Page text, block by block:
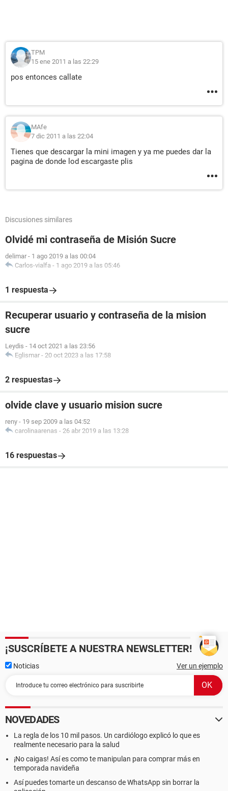
TPM
15 ene 2011 a las 22:29
pos entonces callate
MAfe
7 dic 2011 a las 22:04
Tienes que descargar la mini imagen y ya me puedes dar la
pagina de donde lod escargaste plis
Discusiones similares
Olvidé mi contraseña de Misión Sucre
delimar - 1 ago 2019 a las 00:04
Carlos-vialfa - 1 ago 2019 a las 05:46
1 respuesta
Recuperar usuario y contraseña de la mision
sucre
Leydis - 14 oct 2021 a las 23:56
Eglismar - 20 oct 2023 a las 17:58
2 respuestas
olvide clave y usuario mision sucre
reny - 19 sep 2009 a las 04:52
carolinaarenas - 26 abr 2019 a las 13:28
16 respuestas
¡SUSCRÍBETE A NUESTRA NEWSLETTER!
Noticias Ver un ejemplo
NOVEDADES
La regla de los 10 mil pasos. Un cardiólogo explicó lo que es
realmente necesario para la salud
¡No caigas! Así es como te manipulan para comprar más en
temporada navideña
Así puedes tomarte un descanso de WhatsApp sin borrar la